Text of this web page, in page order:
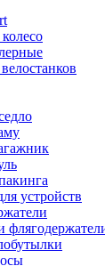
устройств